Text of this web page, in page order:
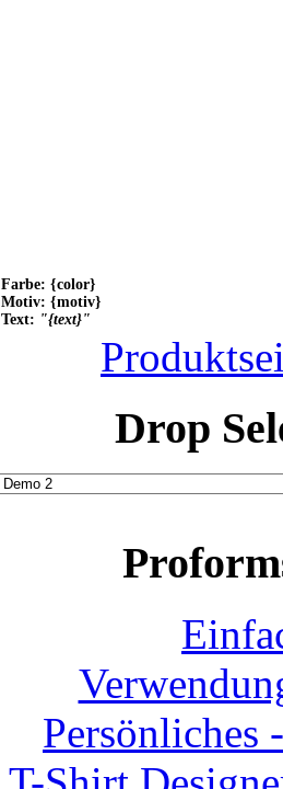
Farbe: {color}
Motiv: {motiv}
Text: "{text}"
Drop
Persönliches